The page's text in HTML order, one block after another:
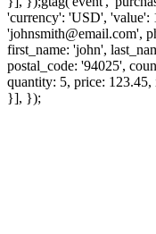
'currency': 'USD', 'value':
'johnsmith@email.com',
first_name: 'john',
postal_code: '94025',
quantity: 5, price: 123.45,
}], });